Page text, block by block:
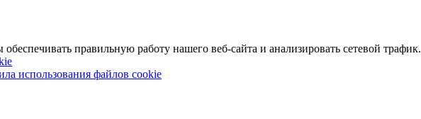
правильную работу нашего веб-сайта и анализировать сетевой трафик.
использования файлов cookie